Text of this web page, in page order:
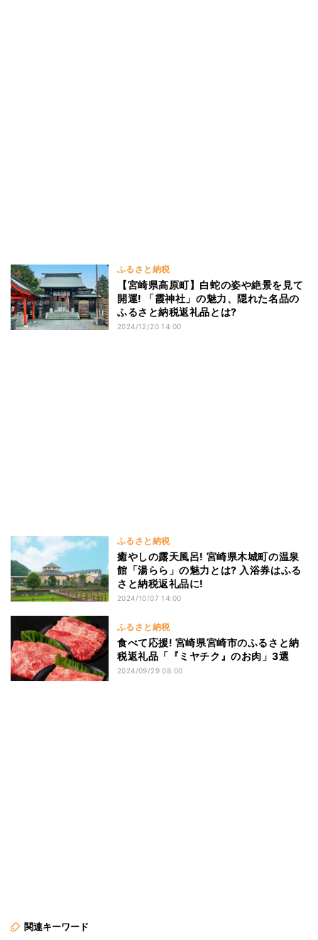
ふるさと納税
【宮崎県高原町】白蛇の姿や絶景を見て
開運! 「霞神社」の魅力、隠れた名品の
ふるさと納税返礼品とは?
2024/12/20 14:00
ふるさと納税
癒やしの露天風呂! 宮崎県木城町の温泉
館「湯らら」の魅力とは? 入浴券はふる
さと納税返礼品に!
2024/10/07 14:00
ふるさと納税
食べて応援! 宮崎県宮崎市のふるさと納
税返礼品「『ミヤチク』のお肉」3選
2024/09/29 08:00
関連キーワード